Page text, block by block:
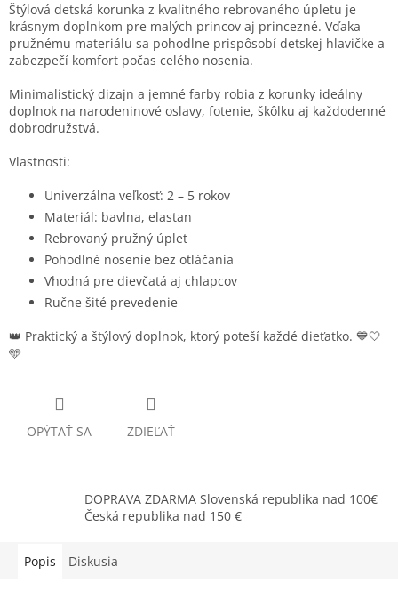
Štýlová detská korunka z kvalitného rebrovaného úpletu je
krásnym doplnkom pre malých princov aj princezné. Vďaka
pružnému materiálu sa pohodlne prispôsobí detskej hlavičke a
zabezpečí komfort počas celého nosenia.
Minimalistický dizajn a jemné farby robia z korunky ideálny
doplnok na narodeninové oslavy, fotenie, škôlku aj každodenné
dobrodružstvá.
Vlastnosti:
Univerzálna veľkosť: 2 – 5 rokov
Materiál: bavlna, elastan
Rebrovaný pružný úplet
Pohodlné nosenie bez otláčania
Vhodná pre dievčatá aj chlapcov
Ručne šité prevedenie
👑 Praktický a štýlový doplnok, ktorý poteší každé dieťatko. 💙🤍
🩵
OPÝTAŤ SA ZDIEĽAŤ
DOPRAVA ZDARMA Slovenská republika nad 100€
Česká republika nad 150 €
Popis Diskusia